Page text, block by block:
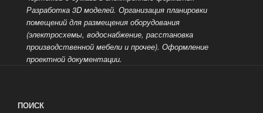
Разработка 3D моделей. Организация планировки
помещений для размещения оборудования
(электросхемы, водоснабжение, расстановка
производственной мебели и прочее). Оформление
проектной документации.
ПОИСК